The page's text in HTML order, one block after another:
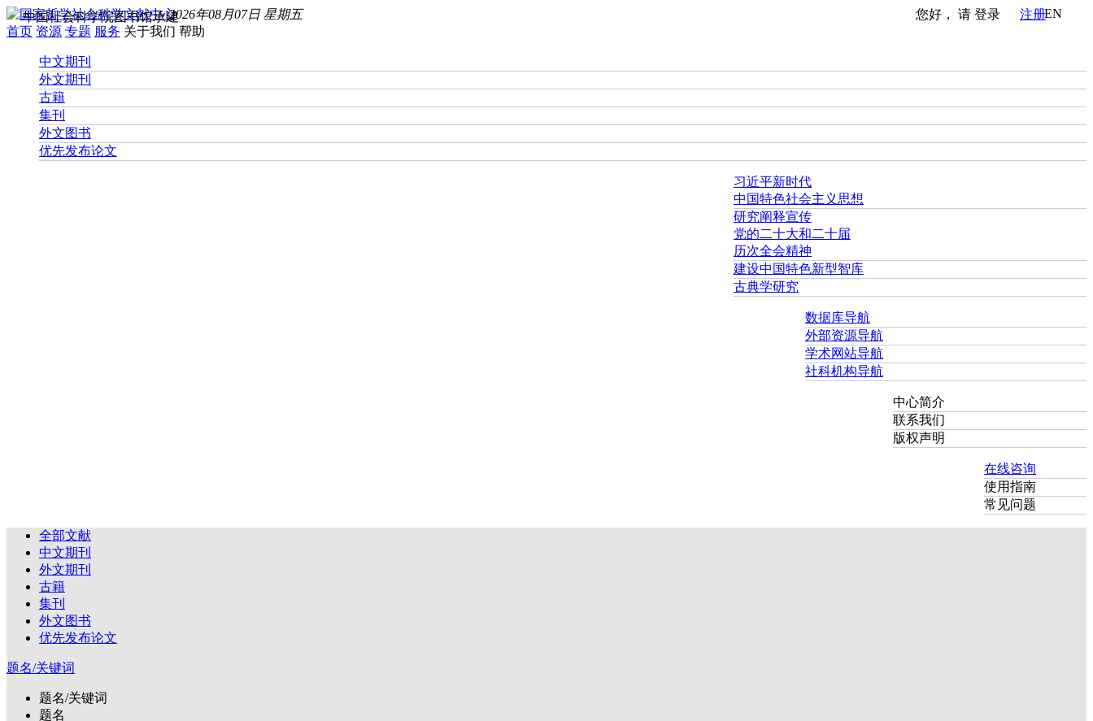
您好， 请 登录 注册EN
2026年08月07日 星期五
中国社会科学院图书馆承建
首页 资源 专题 服务 关于我们 帮助
中文期刊
外文期刊
古籍
集刊
外文图书
优先发布论文
习近平新时代
中国特色社会主义思想
研究阐释宣传
党的二十大和二十届
历次全会精神
建设中国特色新型智库
古典学研究
数据库导航
外部资源导航
学术网站导航
社科机构导航
中心简介
联系我们
版权声明
在线咨询
使用指南
常见问题
全部文献
中文期刊
外文期刊
古籍
集刊
外文图书
优先发布论文
题名/关键词
题名/关键词
题名